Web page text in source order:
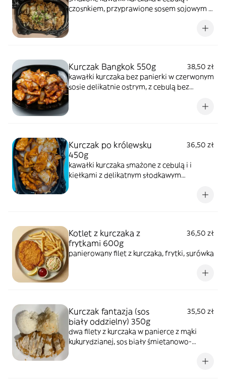
czosnkiem, przyprawione sosem sojowym i
Kurczak Bangkok 550g
38,50 zł
kawałki kurczaka bez panierki w czerwonym
sosie delikatnie ostrym, z cebulą bez
Kurczak po królewsku
450g
36,50 zł
kawałki kurczaka smażone z cebulą i i
kiełkami z delikatnym słodkawym
Kotlet z kurczaka z
frytkami 600g
36,50 zł
panierowany filet z kurczaka, frytki, surówka
Kurczak fantazja (sos
biały oddzielny) 350g
35,50 zł
dwa filety z kurczaka w panierce z mąki
kukurydzianej, sos biały śmietanowo-